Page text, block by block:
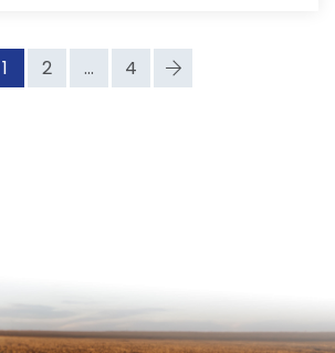
1 2 ... 4